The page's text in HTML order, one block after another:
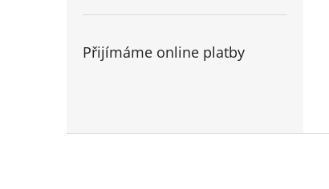
Přijímáme online platby